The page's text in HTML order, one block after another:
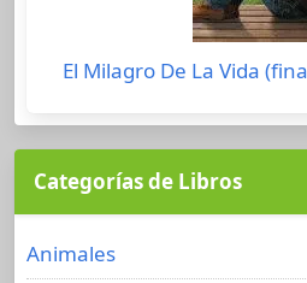
El Milagro De La Vida
Categorías de Libros
Animales